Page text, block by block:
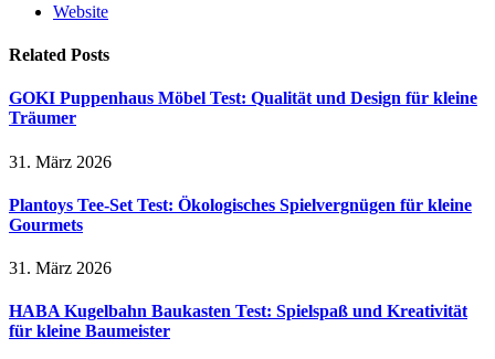
Website
Related Posts
GOKI Puppenhaus Möbel Test: Qualität und Design für kleine
Träumer
31. März 2026
Plantoys Tee-Set Test: Ökologisches Spielvergnügen für kleine
Gourmets
31. März 2026
HABA Kugelbahn Baukasten Test: Spielspaß und Kreativität
für kleine Baumeister